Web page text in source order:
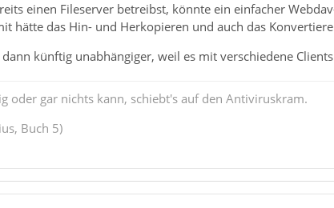
einen Fileserver betreibst, könnte ein einfacher
hätte das Hin- und Herkopieren und auch das
künftig unabhängiger, weil es mit verschiedene
oder gar nichts kann, schiebt's auf den Antiviruskram.
Buch 5)